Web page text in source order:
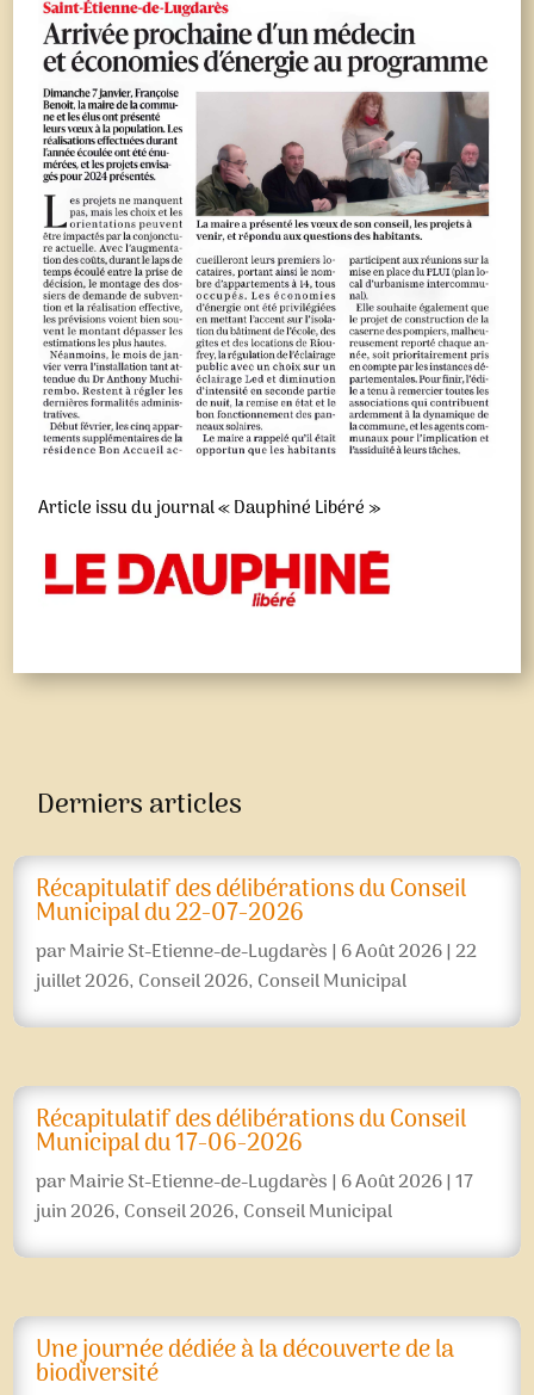
Article issu du journal « Dauphiné Libéré »
Derniers articles
Récapitulatif des délibérations du Conseil
Municipal du 22-07-2026
parMairie St-Etienne-de-Lugdarès| 6 Août 2026|22
juillet 2026, Conseil 2026, Conseil Municipal
Récapitulatif des délibérations du Conseil
Municipal du 17-06-2026
parMairie St-Etienne-de-Lugdarès| 6 Août 2026|17
juin 2026, Conseil 2026, Conseil Municipal
Une journée dédiée à la découverte de la
biodiversité